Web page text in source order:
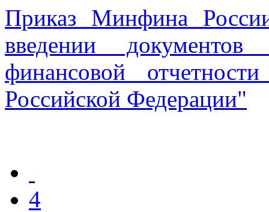
Приказ Минфина
введении документов
финансовой
Российской Федерации"
4